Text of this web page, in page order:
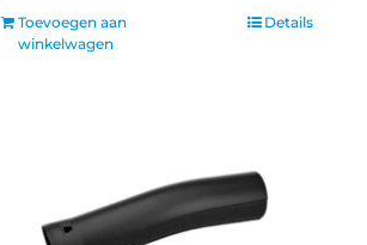
Toevoegen aan
winkelwagen
Details